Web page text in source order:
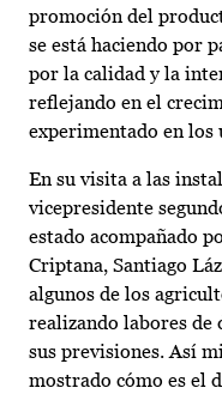
promoción del
se está haciendo por
por la calidad y la
reflejando en el
experimentado en los
En su visita a las
vicepresidente
estado acompañado
Criptana, Santiago
algunos de los
realizando labores de
sus previsiones. Así
mostrado cómo es el